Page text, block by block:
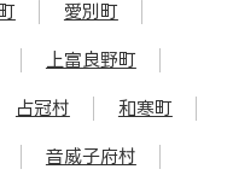
愛別町
上富良野町
占冠村 和寒町
音威子府村